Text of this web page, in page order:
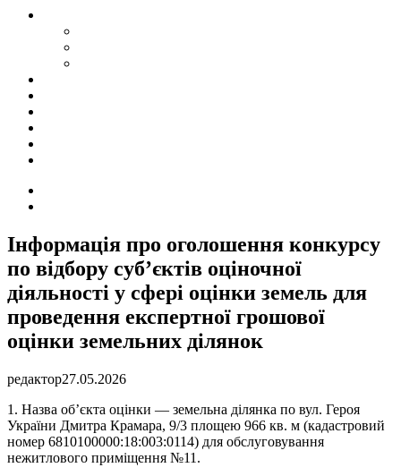
Інформація про оголошення конкурсу
по відбору суб’єктів оціночної
діяльності у сфері оцінки земель для
проведення експертної грошової
оцінки земельних ділянок
редактор27.05.2026
1. Назва об’єкта оцінки — земельна ділянка по вул. Героя
України Дмитра Крамара, 9/3 площею 966 кв. м (кадастровий
номер 6810100000:18:003:0114) для обслуговування
нежитлового приміщення №11 .